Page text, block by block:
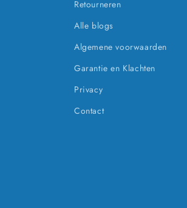
Retourneren
Alle blogs
Algemene voorwaarden
Garantie en Klachten
Privacy
Contact